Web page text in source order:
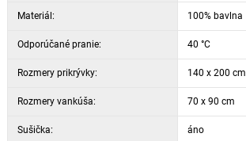
Materiál: 100% bavlna
Odporúčané pranie: 40 °C
Rozmery prikrývky: 140 x 200 cm
Rozmery vankúša: 70 x 90 cm
Sušička: áno